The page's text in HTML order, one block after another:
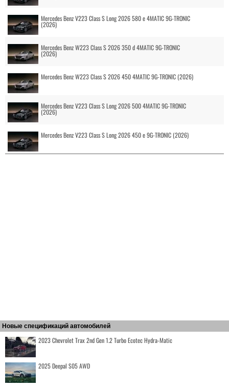
Mercedes Benz V223 Class S Long 2026 580 e 4MATIC 9G-TRONIC
(2026)
Mercedes Benz W223 Class S 2026 350 d 4MATIC 9G-TRONIC
(2026)
Mercedes Benz W223 Class S 2026 450 4MATIC 9G-TRONIC (2026)
Mercedes Benz V223 Class S Long 2026 500 4MATIC 9G-TRONIC
(2026)
Mercedes Benz V223 Class S Long 2026 450 e 9G-TRONIC (2026)
Новые спецификаций автомобилей
2023 Chevrolet Trax 2nd Gen 1.2 Turbo Ecotec Hydra-Matic
2025 Deepal S05 AWD